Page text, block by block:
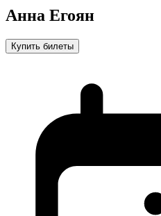
Анна Егоян
Купить билеты